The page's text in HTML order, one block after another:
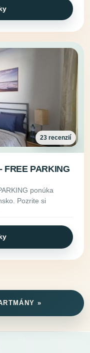
23 recenzií
PARKING
ponúka
Pozrite si
»